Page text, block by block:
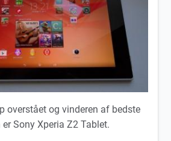
overstået og vinderen af bedste
Sony Xperia Z2 Tablet.